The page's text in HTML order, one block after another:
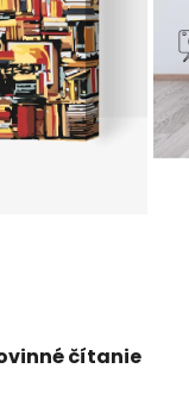
čítanie